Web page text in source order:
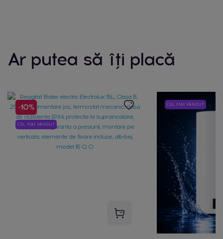
Ar putea să îți placă
-10%
CEL MAI VÂNDUT
CEL MAI VÂNDUT